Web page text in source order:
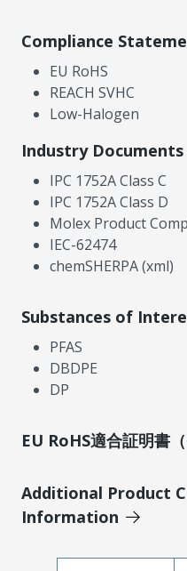
Compliance
EU RoHS
REACH SVHC
Low-Halogen
Industry Documents
IPC 1752A Class C
IPC 1752A Class D
Molex Product
IEC-62474
chemSHERPA (xml)
Substances of
PFAS
DBDPE
DP
EU RoHS適合証明書
Additional Product
Information